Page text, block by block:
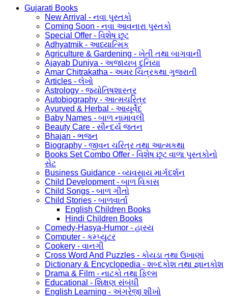
Gujarati Books
New Arrival - નવા પુસ્તકો
Coming Soon - નવા આવનારા પુસ્તકો
Special Offer - વિશેષ છૂટ
Adhyatmik - આધ્યાત્મિક
Agriculture & Gardening - ખેતી તથા બાગવાની
Ajayab Duniya - અજાયબ દુનિયા
Amar Chitrakatha - અમર ચિત્રકથા ગુજરાતી
Articles - લેખો
Astrology - જ્યોતિષશાસ્ત્ર
Autobiography - આત્મચરિત્ર
Ayurved & Herbal - આયૂર્વેદ
Baby Names - બાળ નામાવલી
Beauty Care - સૌન્દર્ય જતન
Bhajan - ભજન
Biography - જીવન ચરિત્ર તથા આત્મકથા
Books Set Combo Offer - વિશેષ છૂટ વાળા પુસ્તકોનો
સેટ
Business Guidance - વ્યવસાય માર્ગદર્શન
Child Development - બાળ વિકાસ
Child Songs - બાળ ગીતો
Child Stories - બાળવાર્તા
English Children Books
Hindi Children Books
Comedy-Hasya-Humor - હાસ્ય
Computer - કમ્પ્યુટર
Cookery - વાનગી
Cross Word And Puzzles - કોયડા તથા ઉખાણાં
Dictionary & Encyclopedia - શબ્દકોશ તથા જ્ઞાનકોશ
Drama & Film - નાટકો તથા ફિલ્મ
Educational - શિક્ષણ સંબંધી
English Learning - અંગ્રેજી શીખો